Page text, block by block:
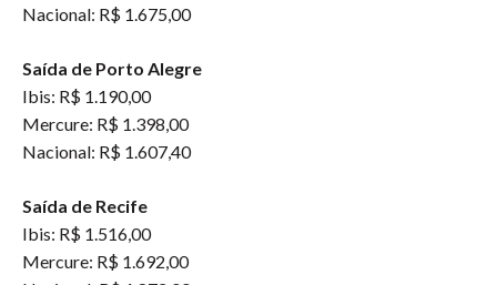
Nacional: R$ 1.675,00
Saída de Porto Alegre
Ibis: R$ 1.190,00
Mercure: R$ 1.398,00
Nacional: R$ 1.607,40
Saída de Recife
Ibis: R$ 1.516,00
Mercure: R$ 1.692,00